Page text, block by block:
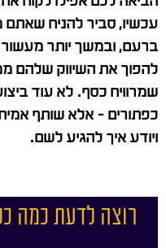
עכשיו, סביר להניח
ברעם, ובמשך יותר מעשור
להפוך את השיווק שלהם
שמרוויח כסף. לא עוד
כפתורים – אלא שותף
ויודע איך להגיע לשם.
רוצה לדעת כמה